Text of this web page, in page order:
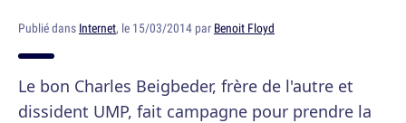
Publié dans Internet, le 15/03/2014 par Benoit Floyd
Le bon Charles Beigbeder, frère de l'autre et
dissident UMP, fait campagne pour prendre la